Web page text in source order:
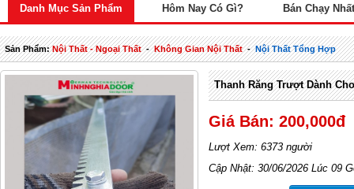
Danh Mục Sản Phẩm Hôm Nay Có Gì? Bán Chạy Nhất
Sản Phẩm:Nội Thất - Ngoại Thất-Không Gian Nội Thất-Nội Thất Tổng Hợp
Thanh Răng Trượt Dành
Giá Bán: 200,000đ
Lượt Xem: 6373 người
Cập Nhật: 30/06/2026 Lúc 09